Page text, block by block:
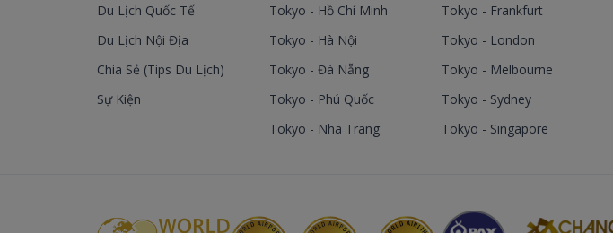
Du Lịch Quốc Tế
Du Lịch Nội Địa
Chia Sẻ (Tips Du Lịch)
Sự Kiện
Tokyo - Hồ Chí Minh
Tokyo - Hà Nội
Tokyo - Đà Nẵng
Tokyo - Phú Quốc
Tokyo - Nha Trang
Tokyo - Frankfurt
Tokyo - London
Tokyo - Melbourne
Tokyo - Sydney
Tokyo - Singapore